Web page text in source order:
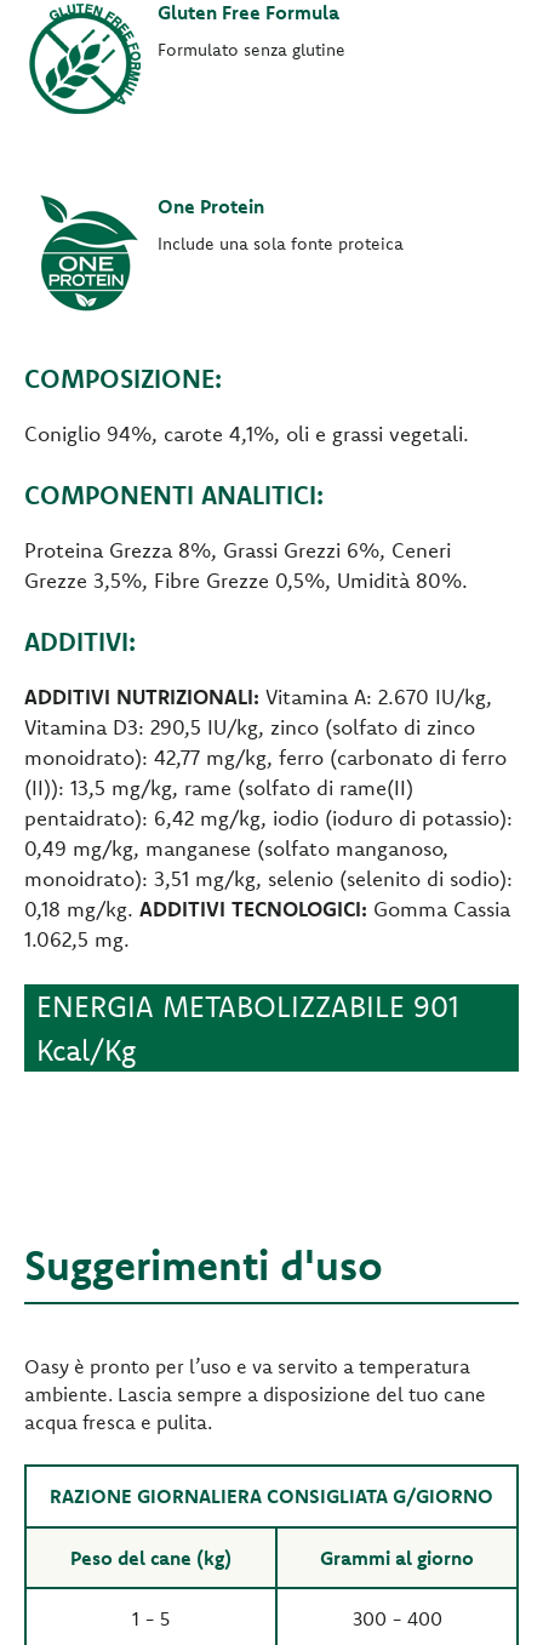
Gluten Free Formula
Formulato senza glutine
One Protein
Include una sola fonte proteica
COMPOSIZIONE:
Coniglio 94%, carote 4,1%, oli e grassi vegetali.
COMPONENTI ANALITICI:
Proteina Grezza 8%, Grassi Grezzi 6%, Ceneri
Grezze 3,5%, Fibre Grezze 0,5%, Umidità 80%.
ADDITIVI:
ADDITIVI NUTRIZIONALI: Vitamina A: 2.670 IU/kg,
Vitamina D3: 290,5 IU/kg, zinco (solfato di zinco
monoidrato): 42,77 mg/kg, ferro (carbonato di ferro
(II)): 13,5 mg/kg, rame (solfato di rame(II)
pentaidrato): 6,42 mg/kg, iodio (ioduro di potassio):
0,49 mg/kg, manganese (solfato manganoso,
monoidrato): 3,51 mg/kg, selenio (selenito di sodio):
0,18 mg/kg. ADDITIVI TECNOLOGICI: Gomma Cassia
1.062,5 mg.
ENERGIA METABOLIZZABILE 901
Kcal/Kg
Suggerimenti d'uso
Oasy è pronto per l’uso e va servito a temperatura
ambiente. Lascia sempre a disposizione del tuo cane
acqua fresca e pulita.
RAZIONE GIORNALIERA CONSIGLIATA G/GIORNO
Peso del cane (kg) Grammi al giorno
1 - 5 300 - 400